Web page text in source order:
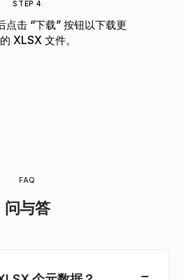
STEP 4
点击 “下载” 按钮以下载更
XLSX 文件。
FAQ
问与答